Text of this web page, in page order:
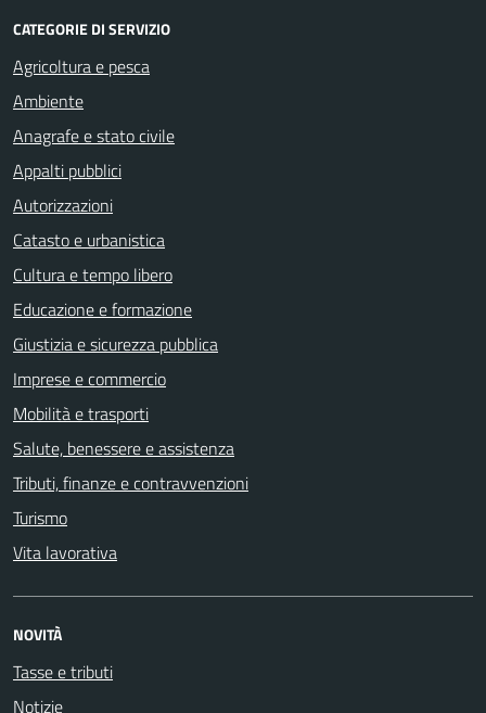
CATEGORIE DI SERVIZIO
Agricoltura e pesca
Ambiente
Anagrafe e stato civile
Appalti pubblici
Autorizzazioni
Catasto e urbanistica
Cultura e tempo libero
Educazione e formazione
Giustizia e sicurezza pubblica
Imprese e commercio
Mobilità e trasporti
Salute, benessere e assistenza
Tributi, finanze e contravvenzioni
Turismo
Vita lavorativa
NOVITÀ
Tasse e tributi
Notizie